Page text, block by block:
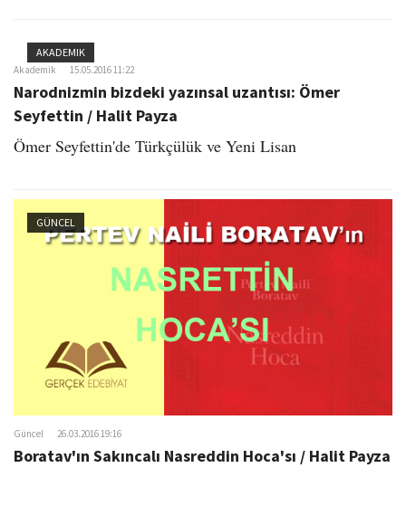
AKADEMIK
Akademik 15.05.2016 11:22
Narodnizmin bizdeki yazınsal uzantısı: Ömer
Seyfettin / Halit Payza
Ömer Seyfettin'de Türkçülük ve Yeni Lisan
GÜNCEL
Güncel 26.03.2016 19:16
Boratav'ın Sakıncalı Nasreddin Hoca'sı / Halit Payza